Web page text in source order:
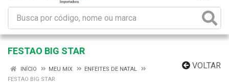
FESTAO BIG STAR
VOLTAR
INÍCIO MEU MIX
ENFEITES DE NATAL
FESTAO BIG STAR